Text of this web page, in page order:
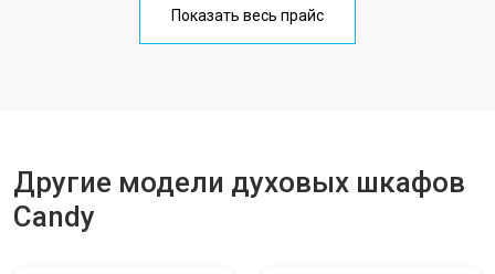
Показать весь прайс
Другие модели духовых шкафов
Candy